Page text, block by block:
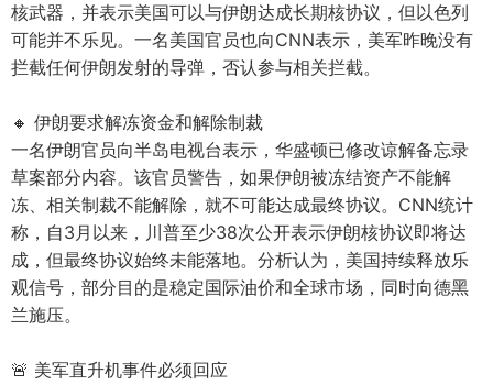
核武器，并表示美国可以与伊朗达成长期核协议，但以色列
可能并不乐见。一名美国官员也向CNN表示，美军昨晚没有
拦截任何伊朗发射的导弹，否认参与相关拦截。
🔸 伊朗要求解冻资金和解除制裁
一名伊朗官员向半岛电视台表示，华盛顿已修改谅解备忘录
草案部分内容。该官员警告，如果伊朗被冻结资产不能解
冻、相关制裁不能解除，就不可能达成最终协议。CNN统计
称，自3月以来，川普至少38次公开表示伊朗核协议即将达
成，但最终协议始终未能落地。分析认为，美国持续释放乐
观信号，部分目的是稳定国际油价和全球市场，同时向德黑
兰施压。
🚨 美军直升机事件必须回应